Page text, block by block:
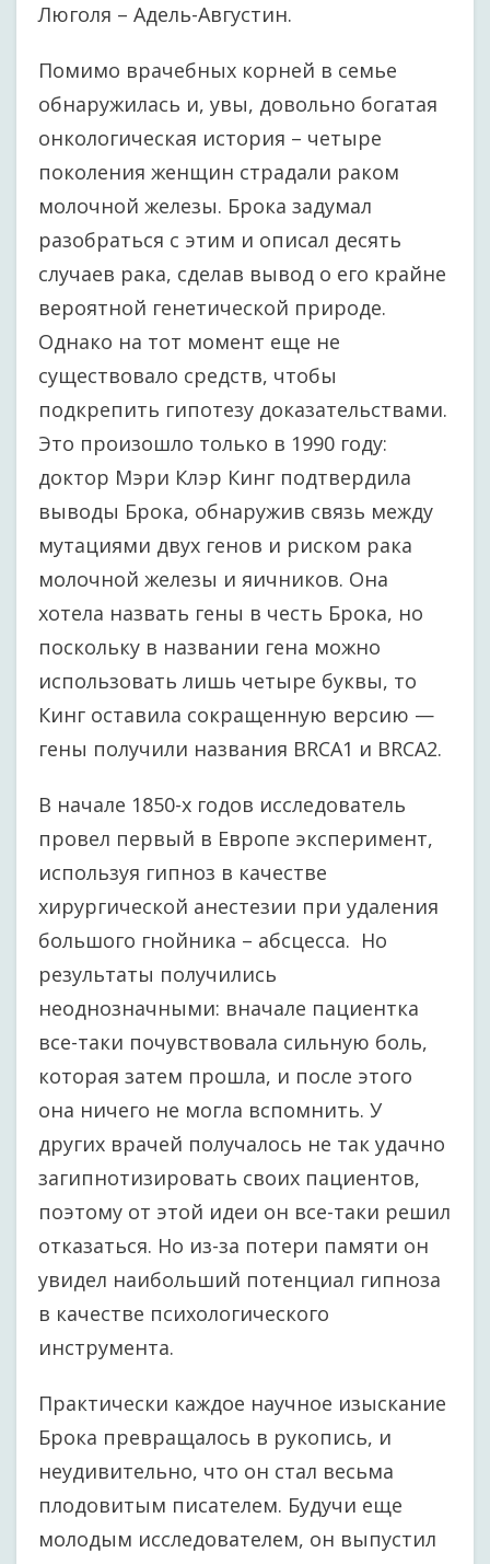
Люголя – Адель-Августин.
Помимо врачебных корней в семье
обнаружилась и, увы, довольно богатая
онкологическая история – четыре
поколения женщин страдали раком
молочной железы. Брока задумал
разобраться с этим и описал десять
случаев рака, сделав вывод о его крайне
вероятной генетической природе.
Однако на тот момент еще не
существовало средств, чтобы
подкрепить гипотезу доказательствами.
Это произошло только в 1990 году:
доктор Мэри Клэр Кинг подтвердила
выводы Брока, обнаружив связь между
мутациями двух генов и риском рака
молочной железы и яичников. Она
хотела назвать гены в честь Брока, но
поскольку в названии гена можно
использовать лишь четыре буквы, то
Кинг оставила сокращенную версию —
гены получили названия BRCA1 и BRCA2.
В начале 1850-х годов исследователь
провел первый в Европе эксперимент,
используя гипноз в качестве
хирургической анестезии при удаления
большого гнойника – абсцесса. Но
результаты получились
неоднозначными: вначале пациентка
все-таки почувствовала сильную боль,
которая затем прошла, и после этого
она ничего не могла вспомнить. У
других врачей получалось не так удачно
загипнотизировать своих пациентов,
поэтому от этой идеи он все-таки решил
отказаться. Но из-за потери памяти он
увидел наибольший потенциал гипноза
в качестве психологического
инструмента.
Практически каждое научное изыскание
Брока превращалось в рукопись, и
неудивительно, что он стал весьма
плодовитым писателем. Будучи еще
молодым исследователем, он выпустил